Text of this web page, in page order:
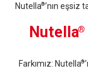
Nutella®’nın eşsiz
Nutella®
Farkımız: Nutella®